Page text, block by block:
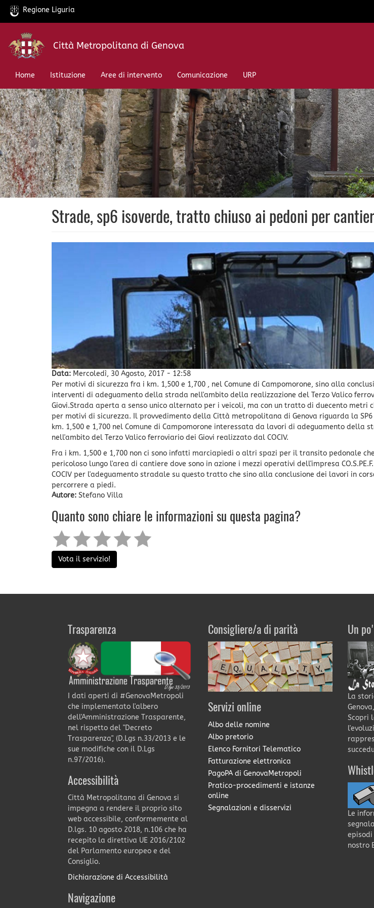
Salta
contenuto
Regione Liguria
Città Metropolitana di Genova
Home
Istituzione Aree di intervento Comunicazione URP
Strade, sp6 isoverde, tratto chiuso ai pedoni per
Data: Mercoledì, 30 Agosto, 2017 - 12:58
Per motivi di sicurezza fra i km. 1,500 e 1,700 , nel Comune di Campomorone, sino alla
interventi di adeguamento della strada nell'ambito della realizzazione del Terzo Valico
Giovi.Strada aperta a senso unico alternato per i veicoli, ma con un tratto di duecento metri
per motivi di sicurezza. Il provvedimento della Città metropolitana di Genova riguarda la
km. 1,500 e 1,700 nel Comune di Campomorone interessata da lavori di adeguamento della
nell'ambito del Terzo Valico ferroviario dei Giovi realizzato dal COCIV.
Fra i km. 1,500 e 1,700 non ci sono infatti marciapiedi o altri spazi per il transito pedonale
pericoloso lungo l'area di cantiere dove sono in azione i mezzi operativi dell'impresa
COCIV per l'adeguamento stradale su questo tratto che sino alla conclusione dei lavori in
percorrere a piedi.
Autore: Stefano Villa
Quanto sono chiare le informazioni su questa pagina?
Vota il servizio!
Trasparenza
I dati aperti di #GenovaMetropoli
che implementato l'albero
dell'Amministrazione Trasparente,
nel rispetto del "Decreto
Trasparenza", (D.Lgs n.33/2013 e le
sue modifiche con il D.Lgs
n.97/2016).
Accessibilità
Città Metropolitana di Genova si
impegna a rendere il proprio sito
web accessibile, conformemente al
D.lgs. 10 agosto 2018, n.106 che ha
recepito la direttiva UE 2016/2102
del Parlamento europeo e del
Consiglio.
Dichiarazione di Accessibilità
Navigazione
Consigliere/a di parità
Servizi online
Albo delle nomine
Albo pretorio
Elenco Fornitori Telematico
Fatturazione elettronica
PagoPA di GenovaMetropoli
Pratico-procedimenti e istanze
online
Segnalazioni e disservizi
Un
La
Scopri
Le
nostro